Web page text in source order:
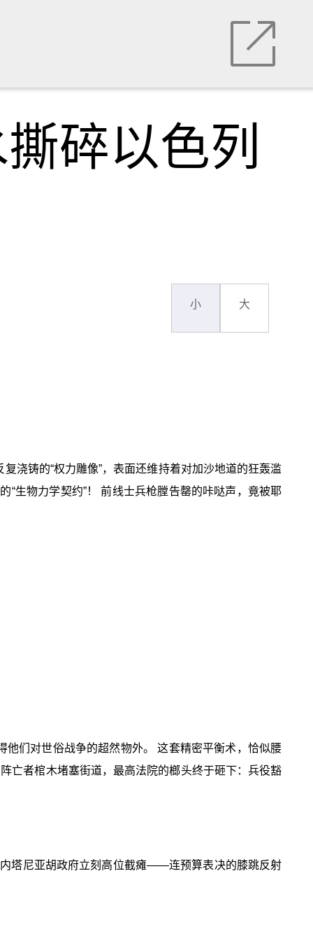
碎以色列
小 大
浇铸的“权力雕像”，表面还维持着对加沙地道的狂轰滥
生物力学契约”！ 前线士兵枪膛告罄的咔哒声，竟被耶
们对世俗战争的超然物外。 这套精密平衡术，恰似腰
亡者棺木堵塞街道，最高法院的榔头终于砸下：兵役豁
塔尼亚胡政府立刻高位截瘫——连预算表决的膝跳反射